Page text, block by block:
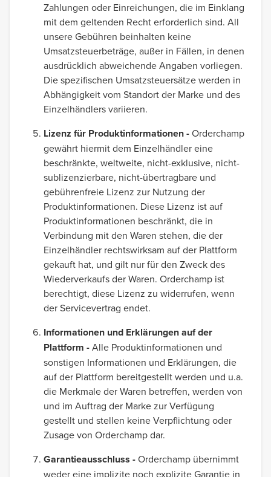
Zahlungen oder Einreichungen, die im Einklang
mit dem geltenden Recht erforderlich sind. All
unsere Gebühren beinhalten keine
Umsatzsteuerbeträge, außer in Fällen, in denen
ausdrücklich abweichende Angaben vorliegen.
Die spezifischen Umsatzsteuersätze werden in
Abhängigkeit vom Standort der Marke und des
Einzelhändlers variieren.
Lizenz für Produktinformationen -Orderchamp
gewährt hiermit dem Einzelhändler eine
beschränkte, weltweite, nicht-exklusive, nicht-
sublizenzierbare, nicht-übertragbare und
gebührenfreie Lizenz zur Nutzung der
Produktinformationen. Diese Lizenz ist auf
Produktinformationen beschränkt, die in
Verbindung mit den Waren stehen, die der
Einzelhändler rechtswirksam auf der Plattform
gekauft hat, und gilt nur für den Zweck des
Wiederverkaufs der Waren. Orderchamp ist
berechtigt, diese Lizenz zu widerrufen, wenn
der Servicevertrag endet.
Informationen und Erklärungen auf der
Plattform -Alle Produktinformationen und
sonstigen Informationen und Erklärungen, die
auf der Plattform bereitgestellt werden und u.a.
die Merkmale der Waren betreffen, werden von
und im Auftrag der Marke zur Verfügung
gestellt und stellen keine Verpflichtung oder
Zusage von Orderchamp dar.
Garantieausschluss -Orderchamp übernimmt
weder eine implizite noch explizite Garantie in